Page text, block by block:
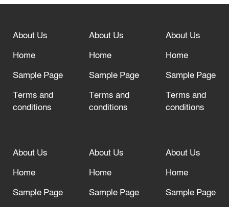
বিশ্ব ফুটবলের সর্বোচ্চ নিয়ন্ত্রক সংস্থার সাথে
দরজা খোলা রেখেছেন
About Us
Home
Sample Page
Terms and
conditions
About Us
Home
Sample Page
Terms and
conditions
About Us
Home
Sample Page
Terms and
conditions
About Us
Home
Sample Page
About Us
Home
Sample Page
About Us
Home
Sample Page